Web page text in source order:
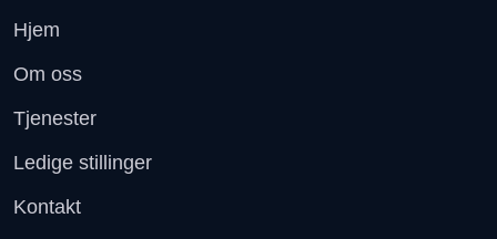
Hjem
Om oss
Tjenester
Ledige stillinger
Kontakt